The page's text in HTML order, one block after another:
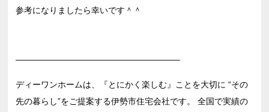
参考になりましたら幸いです＾＾
———————————————————–
ディーワンホームは、『とにかく楽しむ』ことを大切に “その
先の暮らし”をご提案する伊勢市​住宅会社です。 全国で実績の